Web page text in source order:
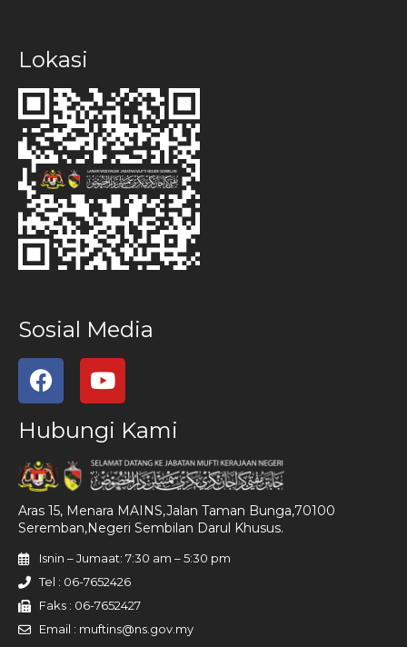
Lokasi
Sosial Media
Hubungi Kami
Aras 15, Menara MAINS,Jalan Taman Bunga,70100
Seremban,Negeri Sembilan Darul Khusus.
Isnin – Jumaat: 7:30 am – 5:30 pm
Tel : 06-7652426
Faks : 06-7652427
Email : muftins@ns.gov.my